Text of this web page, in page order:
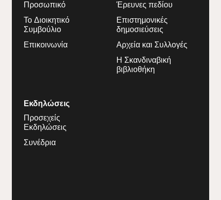
Προσωπικό
Το Διοικητικό
Συμβούλιο
Επικοινωνία
Έρευνες πεδίου
Επιστημονικές
δημοσιεύσεις
Αρχεία και Συλλογές
Η Σκανδιναβική
βιβλιοθήκη
Εκδηλώσεις
Προσεχείς
Εκδηλώσεις
Συνέδρια